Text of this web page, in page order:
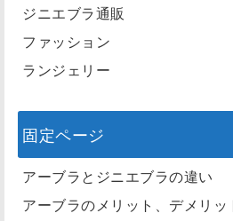
ジニエブラ通販
ファッション
ランジェリー
固定ページ
アーブラとジニエブラの違い
アーブラのメリット、デメリッ